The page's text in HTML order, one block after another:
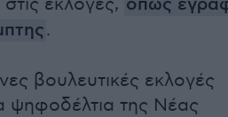
εκλογές, όπως
.
βουλευτικές εκλογές
ψηφοδέλτια της Νέας